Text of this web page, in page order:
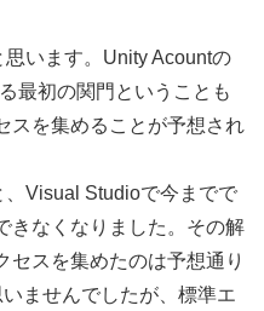
います。Unity Acountの
最初の関門ということも
スを集めることが予想され
Visual Studioで今までで
きなくなりました。その解
セスを集めたのは予想通り
ませんでしたが、標準エ